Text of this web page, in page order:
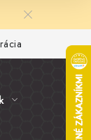
Ochrana